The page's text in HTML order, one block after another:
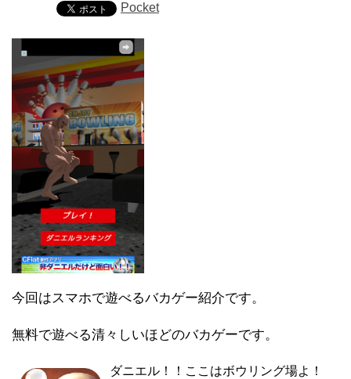
Pocket
今回はスマホで遊べるバカゲー紹介です。
無料で遊べる清々しいほどのバカゲーです。
ダニエル！！ここはボウリング場よ！